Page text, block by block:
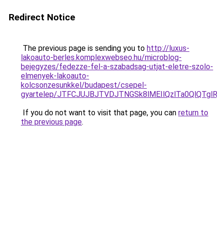
Redirect Notice
The previous page is sending you to http://luxus-
lakoauto-berles.komplexwebseo.hu/microblog-
bejegyzes/fedezze-fel-a-szabadsag-utjat-eletre-szolo-
elmenyek-lakoauto-
kolcsonzesunkkel/budapest/csepel-
gyartelep/
If you do not want to visit that page, you can return to
the previous page.